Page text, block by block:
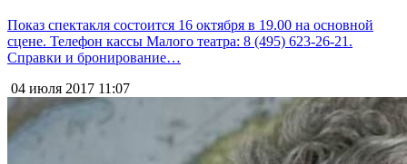
Показ спектакля состоится 16 октября в 19.00 на основной
сцене. Телефон кассы Малого театра: 8 (495) 623-26-21.
Справки и бронирование…
04 июля 2017 11:07